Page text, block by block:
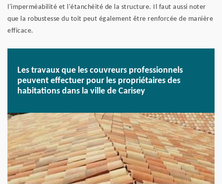
l'imperméabilité et l'étanchéité de la structure. Il faut aussi noter
que la robustesse du toit peut également être renforcée de manière
efficace.
Les travaux que les couvreurs professionnels
peuvent effectuer pour les propriétaires des
habitations dans la ville de Carisey